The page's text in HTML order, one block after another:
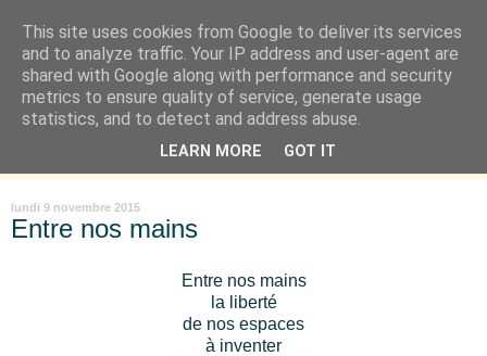
Là où je suis née
"Les temps sont durs pour les rêveurs" mais shush shush,
j'ai le cœur à l'affût et j'ouvre mon carnet de peau. « Soyez
vous-même, tous les autres sont déjà pris. » Oscar Wilde
lundi 9 novembre 2015
Entre nos mains
Entre nos mains
la liberté
de nos espaces
à inventer
This site uses cookies from Google to deliver its services
and to analyze traffic. Your IP address and user-agent are
shared with Google along with performance and security
metrics to ensure quality of service, generate usage
statistics, and to detect and address abuse.
LEARN MORE GOT IT